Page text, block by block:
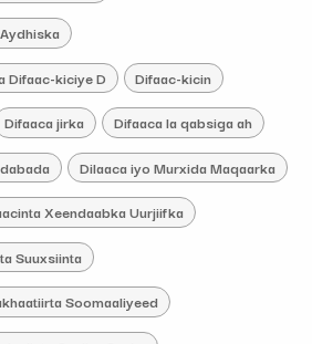
Difaac-kiciye D Difaac-kicin
Difaaca jirka Difaaca la qabsiga ah
Dilaaca iyo Murxida Maqaarka
Xeendaabka Uurjiifka
Suuxsiinta
Soomaaliyeed